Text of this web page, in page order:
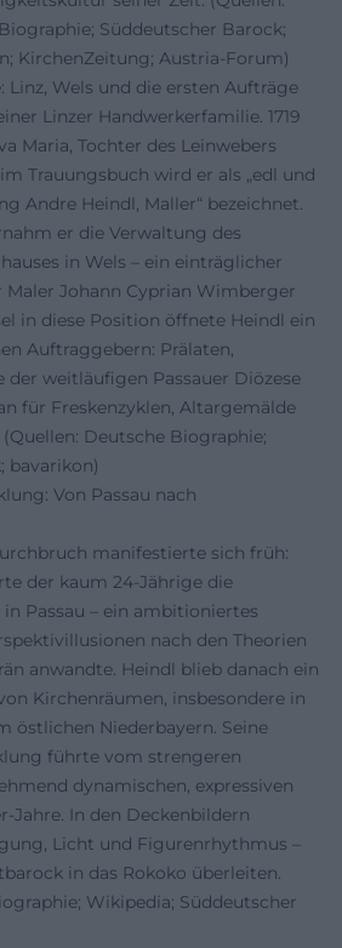
Süddeutscher Barock;
KirchenZeitung; Austria-Forum)
Linz, Wels und die ersten Aufträge
Linzer Handwerkerfamilie. 1719
Maria, Tochter des Leinwebers
Trauungsbuch wird er als „edl und
Andre Heindl, Maller“ bezeichnet.
er die Verwaltung des
in Wels – ein einträglicher
Maler Johann Cyprian Wimberger
in diese Position öffnete Heindl ein
Auftraggebern: Prälaten,
weitläufigen Passauer Diözese
für Freskenzyklen, Altargemälde
Deutsche Biographie;
bavarikon)
Von Passau nach
manifestierte sich früh:
der kaum 24-Jährige die
Passau – ein ambitioniertes
nach den Theorien
anwandte. Heindl blieb danach ein
Kirchenräumen, insbesondere in
östlichen Niederbayern. Seine
führte vom strengeren
dynamischen, expressiven
Jahre. In den Deckenbildern
Licht und Figurenrhythmus –
in das Rokoko überleiten.
Wikipedia; Süddeutscher